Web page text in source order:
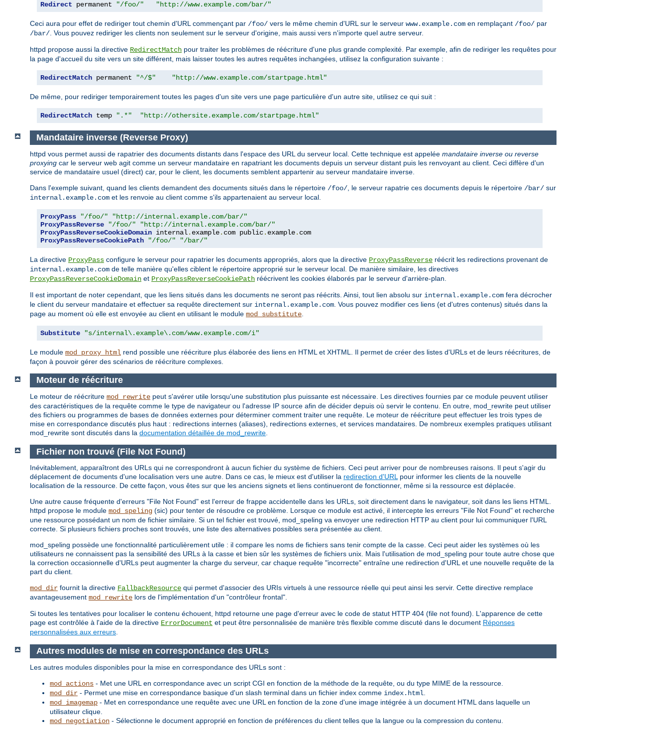
Redirect permanent "/foo/" "http://www.example.com/bar/"
Ceci aura pour effet de rediriger tout chemin d'URL commençant par /foo/ vers le même chemin d'URL sur le serveur www.example.com en remplaçant /foo/ par
/bar/. Vous pouvez rediriger les clients non seulement sur le serveur d'origine, mais aussi vers n'importe quel autre serveur.
httpd propose aussi la directive RedirectMatch pour traiter les problèmes de réécriture d'une plus grande complexité. Par exemple, afin de rediriger les requêtes pour
la page d'accueil du site vers un site différent, mais laisser toutes les autres requêtes inchangées, utilisez la configuration suivante :
RedirectMatch permanent "^/$" "http://www.example.com/startpage.html"
De même, pour rediriger temporairement toutes les pages d'un site vers une page particulière d'un autre site, utilisez ce qui suit :
RedirectMatch temp ".*" "http://othersite.example.com/startpage.html"
Mandataire inverse (Reverse Proxy)
httpd vous permet aussi de rapatrier des documents distants dans l'espace des URL du serveur local. Cette technique est appelée mandataire inverse ou reverse
proxying car le serveur web agit comme un serveur mandataire en rapatriant les documents depuis un serveur distant puis les renvoyant au client. Ceci diffère d'un
service de mandataire usuel (direct) car, pour le client, les documents semblent appartenir au serveur mandataire inverse.
Dans l'exemple suivant, quand les clients demandent des documents situés dans le répertoire /foo/ , le serveur rapatrie ces documents depuis le répertoire /bar/ sur
internal.example.com et les renvoie au client comme s'ils appartenaient au serveur local.
ProxyPass "/foo/"
"http://internal.example.com/bar/"
ProxyPassReverse
"/foo/"
"http://internal.example.com/bar/"
ProxyPassReverseCookieDomain internal. example. com public. example. com
ProxyPassReverseCookiePath
"/foo/" "/bar/"
La directive ProxyPass configure le serveur pour rapatrier les documents appropriés, alors que la directive ProxyPassReverse réécrit les redirections provenant de
internal.example.com de telle manière qu'elles ciblent le répertoire approprié sur le serveur local. De manière similaire, les directives
ProxyPassReverseCookieDomain et ProxyPassReverseCookiePath réécrivent les cookies élaborés par le serveur d'arrière-plan.
Il est important de noter cependant, que les liens situés dans les documents ne seront pas réécrits. Ainsi, tout lien absolu sur internal.example.com fera décrocher
le client du serveur mandataire et effectuer sa requête directement sur internal.example.com . Vous pouvez modifier ces liens (et d'utres contenus) situés dans la
page au moment où elle est envoyée au client en utilisant le module mod_substitute
Substitute "s/internal\.example\.com/www.example.com/i"
Le module mod_proxy_html rend possible une réécriture plus élaborée des liens en HTML et XHTML. Il permet de créer des listes d'URLs et de leurs réécritures, de
façon à pouvoir gérer des scénarios de réécriture complexes.
Moteur de réécriture
Le moteur de réécriture mod_rewrite peut s'avérer utile lorsqu'une substitution plus puissante est nécessaire. Les directives fournies par ce module peuvent utiliser
des caractéristiques de la requête comme le type de navigateur ou l'adresse IP source afin de décider depuis où servir le contenu. En outre, mod_rewrite peut utiliser
des fichiers ou programmes de bases de données externes pour déterminer comment traiter une requête. Le moteur de réécriture peut effectuer les trois types de
mise en correspondance discutés plus haut : redirections internes (aliases), redirections externes, et services mandataires. De nombreux exemples pratiques utilisant
mod_rewrite sont discutés dans la documentation détaillée de mod_rewrite
Fichier non trouvé (File Not Found)
Inévitablement, apparaîtront des URLs qui ne correspondront à aucun fichier du système de fichiers. Ceci peut arriver pour de nombreuses raisons. Il peut s'agir du
déplacement de documents d'une localisation vers une autre. Dans ce cas, le mieux est d'utiliser la redirection d'URLpour informer les clients de la nouvelle
localisation de la ressource. De cette façon, vous êtes sur que les anciens signets et liens continueront de fonctionner, même si la ressource est déplacée.
Une autre cause fréquente d'erreurs "File Not Found" est l'erreur de frappe accidentelle dans les URLs, soit directement dans le navigateur, soit dans les liens HTML.
httpd propose le module mod_speling (sic) pour tenter de résoudre ce problème. Lorsque ce module est activé, il intercepte les erreurs "File Not Found" et recherche
une ressource possédant un nom de fichier similaire. Si un tel fichier est trouvé, mod_speling va envoyer une redirection HTTP au client pour lui communiquer l'URL
correcte. Si plusieurs fichiers proches sont trouvés, une liste des alternatives possibles sera présentée au client.
mod_speling possède une fonctionnalité particulièrement utile : il compare les noms de fichiers sans tenir compte de la casse. Ceci peut aider les systèmes où les
utilisateurs ne connaissent pas la sensibilité des URLs à la casse et bien sûr les systèmes de fichiers unix. Mais l'utilisation de mod_speling pour toute autre chose que
la correction occasionnelle d'URLs peut augmenter la charge du serveur, car chaque requête "incorrecte" entraîne une redirection d'URL et une nouvelle requête de la
part du client.
mod_dir fournit la directive FallbackResource qui permet d'associer des URIs virtuels à une ressource réelle qui peut ainsi les servir. Cette directive remplace
avantageusement mod_rewrite lors de l'implémentation d'un "contrôleur frontal".
Si toutes les tentatives pour localiser le contenu échouent, httpd retourne une page d'erreur avec le code de statut HTTP 404 (file not found). L'apparence de cette
page est contrôlée à l'aide de la directive ErrorDocument et peut être personnalisée de manière très flexible comme discuté dans le document Réponses
personnalisées aux erreurs.
Autres modules de mise en correspondance des URLs
Les autres modules disponibles pour la mise en correspondance des URLs sont :
mod_actions - Met une URL en correspondance avec un script CGI en fonction de la méthode de la requête, ou du type MIME de la ressource.
mod_dir - Permet une mise en correspondance basique d'un slash terminal dans un fichier index comme index.html
mod_imagemap - Met en correspondance une requête avec une URL en fonction de la zone d'une image intégrée à un document HTML dans laquelle un
utilisateur clique.
mod_negotiation - Sélectionne le document approprié en fonction de préférences du client telles que la langue ou la compression du contenu.